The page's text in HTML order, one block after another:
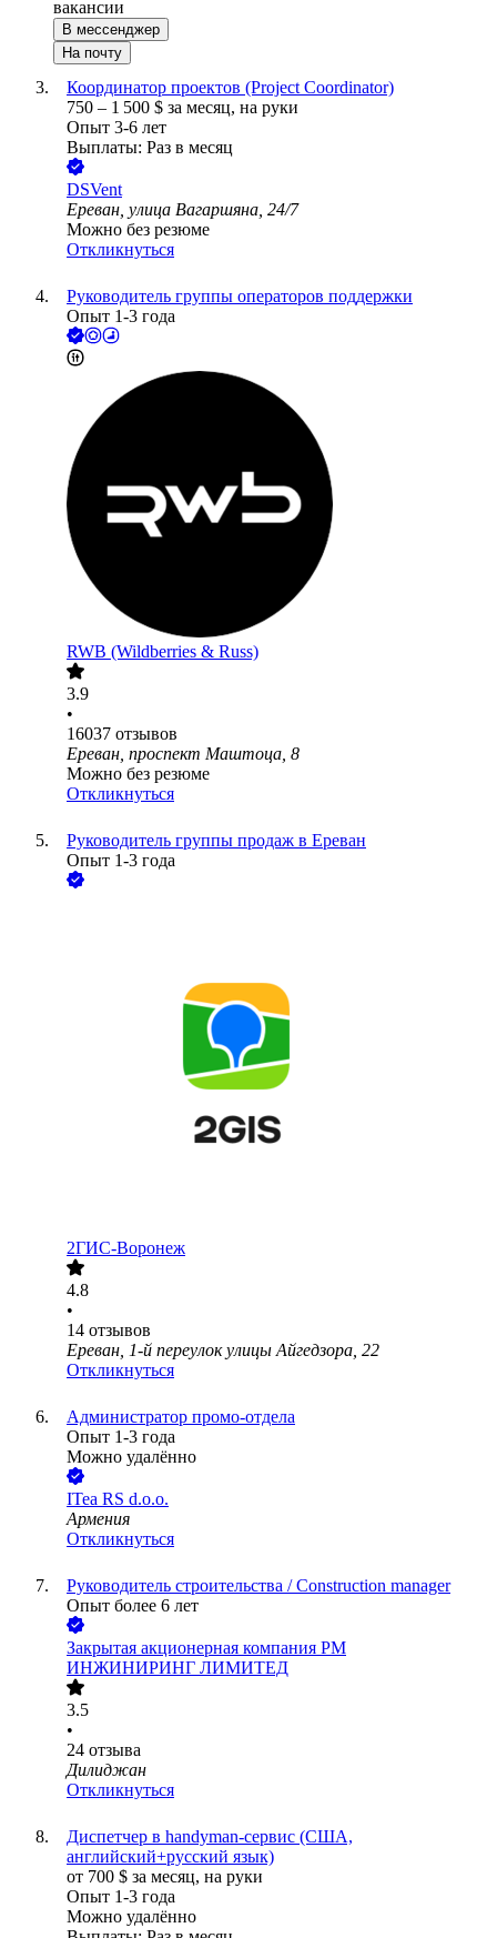
вакансии
В мессенджер
На почту
Координатор проектов (Project Coordinator)
750 – 1 500 $ за месяц, на руки
Опыт 3-6 лет
Выплаты: Раз в месяц
DSVent
Ереван, улица Вагаршяна, 24/7
Можно без резюме
Откликнуться
Руководитель группы операторов поддержки
Опыт 1-3 года
RWB (Wildberries & Russ)
3.9
•
16037 отзывов
Ереван, проспект Маштоца, 8
Можно без резюме
Откликнуться
Руководитель группы продаж в Ереван
Опыт 1-3 года
2ГИС-Воронеж
4.8
•
14 отзывов
Ереван, 1-й переулок улицы Айгедзора, 22
Откликнуться
Администратор промо-отдела
Опыт 1-3 года
Можно удалённо
ITea RS d.o.o.
Армения
Откликнуться
Руководитель строительства / Construction manager
Опыт более 6 лет
Закрытая акционерная компания РМ
ИНЖИНИРИНГ ЛИМИТЕД
3.5
•
24 отзыва
Дилиджан
Откликнуться
Диспетчер в handyman-сервис (США,
английский+русский язык)
от 700 $ за месяц, на руки
Опыт 1-3 года
Можно удалённо